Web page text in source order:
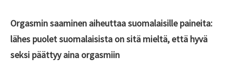
Orgasmin saaminen aiheuttaa suomalaisille paineita:
lähes puolet suomalaisista on sitä mieltä, että hyvä
seksi päättyy aina orgasmiin